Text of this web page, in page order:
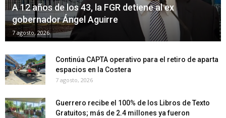
A 12 años de los 43, la FGR detiene al ex
gobernador Ángel Aguirre
7 agosto, 2026
Continúa CAPTA operativo para el retiro de aparta
espacios en la Costera
7 agosto, 2026
Guerrero recibe el 100% de los Libros de Texto
Gratuitos; más de 2.4 millones ya fueron